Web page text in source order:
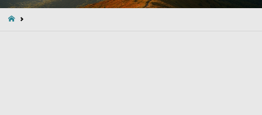
STRONA